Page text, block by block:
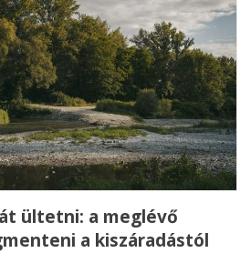
ültetni: a meglévő
a kiszáradástól